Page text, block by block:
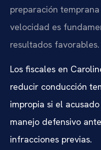
preparación
velocidad es
resultados favorables.
Los fiscales en
reducir conducción
impropia si el
manejo defensivo
infracciones previas.